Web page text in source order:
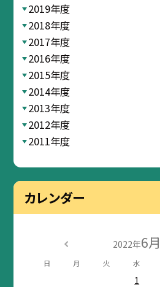
2019年度
2018年度
2017年度
2016年度
2015年度
2014年度
2013年度
2012年度
2011年度
カレンダー
2022年6月
日 月 火 水
1